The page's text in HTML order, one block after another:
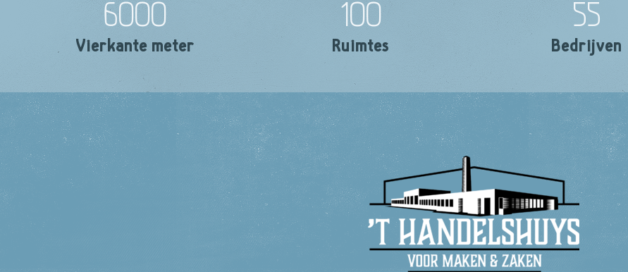
6000
Vierkante meter
100
Ruimtes
55
Bedrijven